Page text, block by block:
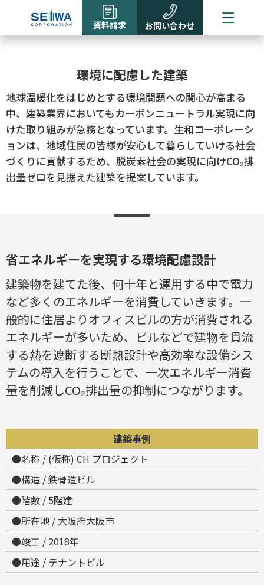
資料請求 お問い合わせ
環境に配慮した建築
地球温暖化をはじめとする環境問題への関心が高まる
中、建築業界においてもカーボンニュートラル実現に向
けた取り組みが急務となっています。生和コーポレーシ
ョンは、地域住民の皆様が安心して暮らしていける社会
づくりに貢献するため、脱炭素社会の実現に向けCO₂排
出量ゼロを見据えた建築を提案しています。
省エネルギーを実現する環境配慮設計
建築物を建てた後、何十年と運用する中で電力
など多くのエネルギーを消費していきます。一
般的に住居よりオフィスビルの方が消費される
エネルギーが多いため、ビルなどで建物を貫流
する熱を遮断する断熱設計や高効率な設備シス
テムの導入を行うことで、一次エネルギー消費
量を削減しCO₂排出量の抑制につながります。
建築事例
●名称 / (仮称) CH プロジェクト
●構造 / 鉄骨造ビル
●階数 / 5階建
●所在地 / 大阪府大阪市
●竣工 / 2018年
●用途 / テナントビル